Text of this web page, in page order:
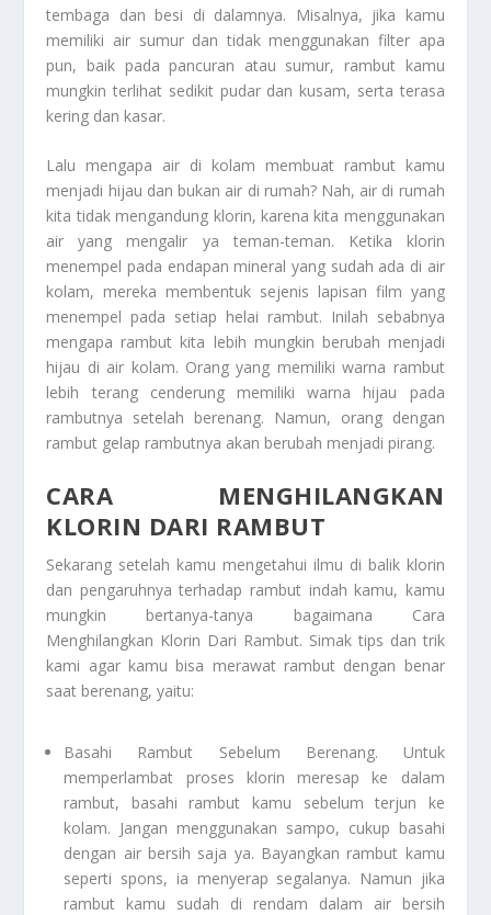
tembaga dan besi di dalamnya. Misalnya, jika kamu
memiliki air sumur dan tidak menggunakan filter apa
pun, baik pada pancuran atau sumur, rambut kamu
mungkin terlihat sedikit pudar dan kusam, serta terasa
kering dan kasar.
Lalu mengapa air di kolam membuat rambut kamu
menjadi hijau dan bukan air di rumah? Nah, air di rumah
kita tidak mengandung klorin, karena kita menggunakan
air yang mengalir ya teman-teman. Ketika klorin
menempel pada endapan mineral yang sudah ada di air
kolam, mereka membentuk sejenis lapisan film yang
menempel pada setiap helai rambut. Inilah sebabnya
mengapa rambut kita lebih mungkin berubah menjadi
hijau di air kolam. Orang yang memiliki warna rambut
lebih terang cenderung memiliki warna hijau pada
rambutnya setelah berenang. Namun, orang dengan
rambut gelap rambutnya akan berubah menjadi pirang.
CARA MENGHILANGKAN
KLORIN DARI RAMBUT
Sekarang setelah kamu mengetahui ilmu di balik klorin
dan pengaruhnya terhadap rambut indah kamu, kamu
mungkin bertanya-tanya bagaimana Cara
Menghilangkan Klorin Dari Rambut. Simak tips dan trik
kami agar kamu bisa merawat rambut dengan benar
saat berenang, yaitu:
Basahi Rambut Sebelum Berenang. Untuk
memperlambat proses klorin meresap ke dalam
rambut, basahi rambut kamu sebelum terjun ke
kolam. Jangan menggunakan sampo, cukup basahi
dengan air bersih saja ya. Bayangkan rambut kamu
seperti spons, ia menyerap segalanya. Namun jika
rambut kamu sudah di rendam dalam air bersih